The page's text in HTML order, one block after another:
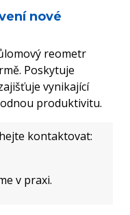
nové
reometr
Poskytuje
vynikající
produktivitu.
kontaktovat:
v praxi.